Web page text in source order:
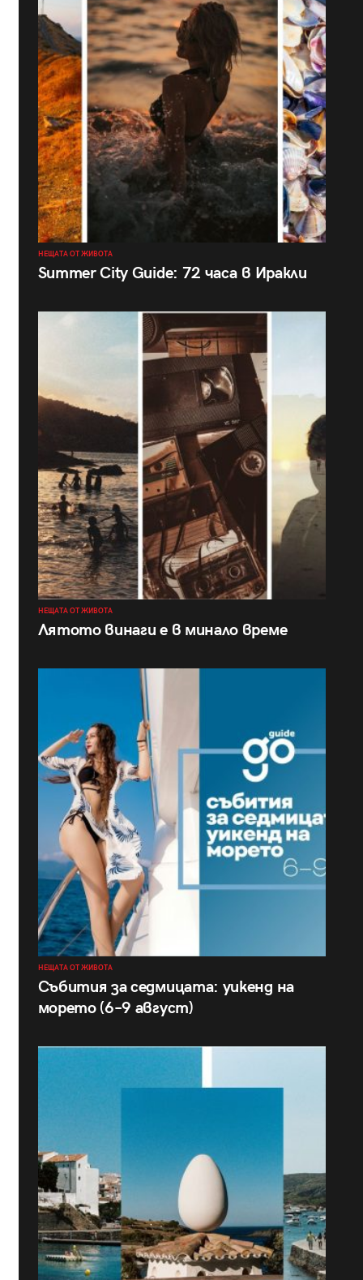
НЕЩАТА ОТ ЖИВОТА
Summer City Guide: 72 часа в Иракли
НЕЩАТА ОТ ЖИВОТА
Лятото винаги е в минало време
НЕЩАТА ОТ ЖИВОТА
Събития за седмицата: уикенд на
морето (6–9 август)